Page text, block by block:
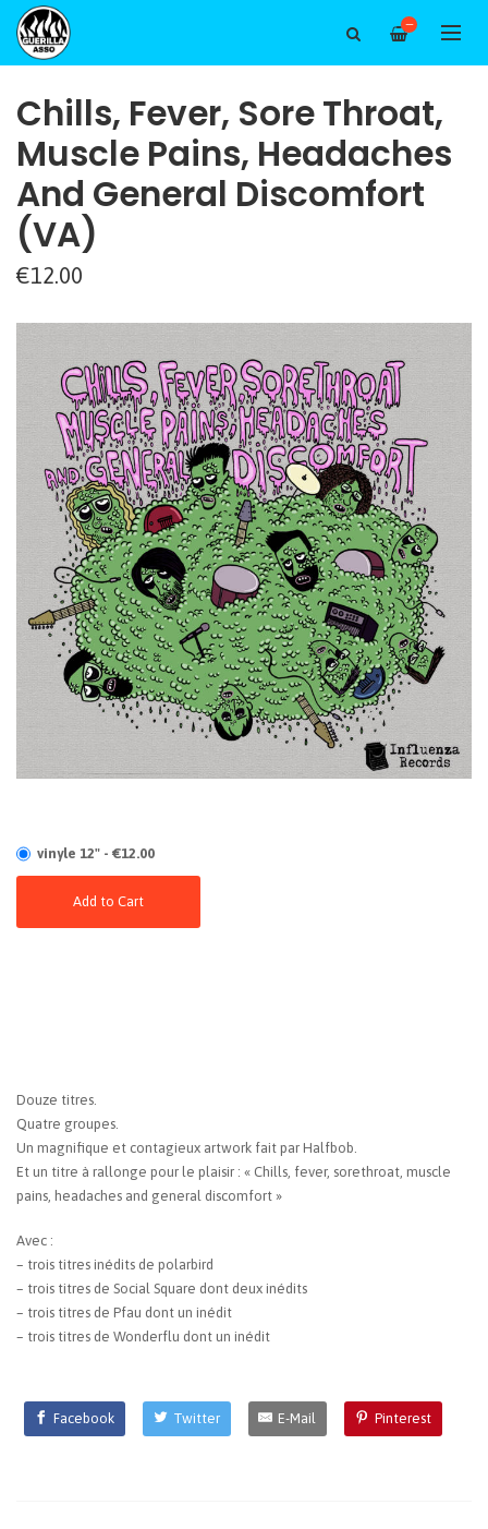
—
Chills, Fever, Sore Throat,
Muscle Pains, Headaches
And General Discomfort
(VA)
€12.00
vinyle 12" - €12.00
Add to Cart
Douze titres.
Quatre groupes.
Un magnifique et contagieux artwork fait par Halfbob.
Et un titre à rallonge pour le plaisir : « Chills, fever, sorethroat, muscle
pains, headaches and general discomfort »
Avec :
– trois titres inédits de polarbird
– trois titres de Social Square dont deux inédits
– trois titres de Pfau dont un inédit
– trois titres de Wonderflu dont un inédit
Facebook Twitter E-Mail Pinterest